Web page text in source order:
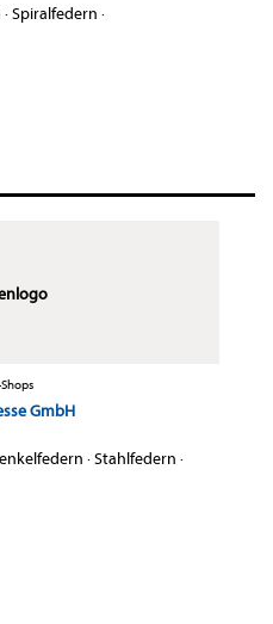
·Spiralfedern ·
GmbH
·Stahlfedern ·